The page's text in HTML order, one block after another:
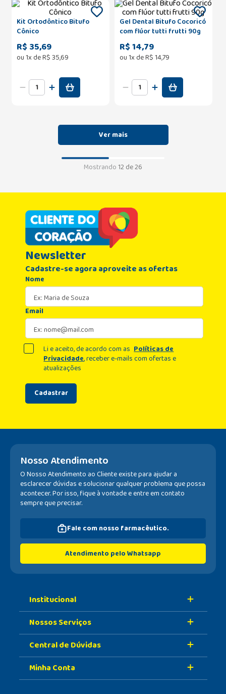
Kit Ortodôntico Bitufo
Cônico
R$ 35,69
ou1x deR$35,69
Gel Dental Bitufo Cocoricó
com flúor tutti frutti 90g
R$ 14,79
ou1x deR$14,79
Mostrando12 de 26
Newsletter
Cadastre-se agora aproveite as ofertas
Nome
Email
Cadastrar
Li e aceito, de acordo com as Políticas de
Privacidade, receber e-mails com ofertas e
atualizações
Nosso Atendimento
O Nosso Atendimento ao Cliente existe para ajudar a
esclarecer dúvidas e solucionar qualquer problema que possa
acontecer. Por isso, fique à vontade e entre em contato
sempre que precisar.
Fale com nosso farmacêutico.
Atendimento pelo Whatsapp
Institucional
Sobre A Nossa Drogaria
Nossa História
Nossas Lojas
Nossos Serviços
Retire Na Loja
Vacinas
Central de Dúvidas
Formas de Pagamento
Minha Conta